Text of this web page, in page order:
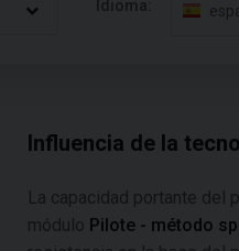
Idioma:
Influencia de la
La capacidad portante del
módulo Pilote - método